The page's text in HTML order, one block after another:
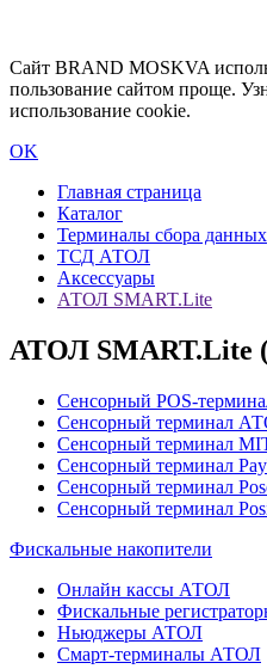
Сайт BRAND MOSKVA
пользование сайтом проще.
использование cookie.
OK
Главная страница
Каталог
Терминалы сбора данных
ТСД АТОЛ
Аксессуары
АТОЛ SMART.Lite
АТОЛ SMART.Lite
Сенсорный POS-
Сенсорный терминал
Сенсорный терминал
Сенсорный терминал
Сенсорный терминал
Сенсорный терминал
Фискальные накопители
Онлайн кассы АТОЛ
Фискальные
Ньюджеры АТОЛ
Смарт-терминалы АТОЛ